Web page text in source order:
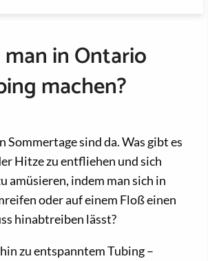
in Ontario
machen?
Sommertage sind da. Was gibt es
Hitze zu entfliehen und sich
amüsieren, indem man sich in
oder auf einem Floß einen
hinabtreiben lässt?
zu entspanntem Tubing –